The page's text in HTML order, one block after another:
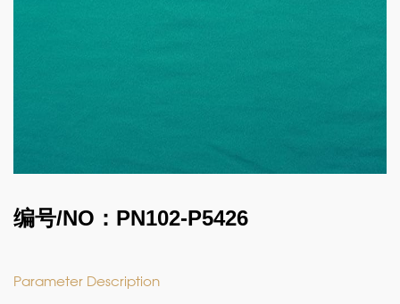
编号/NO：PN102-P5426
Parameter Description